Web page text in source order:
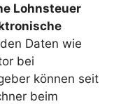
Lohnsteuer
Daten wie
bei
können seit
beim